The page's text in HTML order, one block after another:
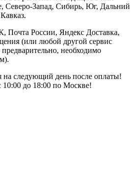
Северо-Запад, Сибирь, Юг, Дальний
Почта России, Яндекс Доставка,
(или любой другой сервис
необходимо
на следующий день после оплаты!
до 18:00 по Москве!